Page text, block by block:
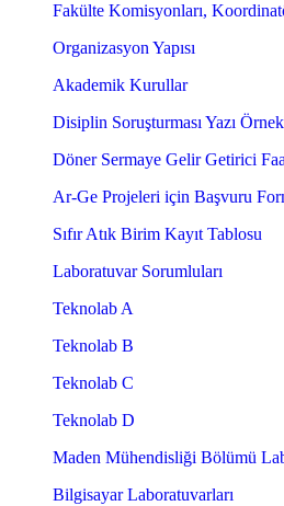
Fakülte Komisyonları,
Organizasyon Yapısı
Akademik Kurullar
Disiplin Soruşturması Yazı
Döner Sermaye Gelir Getirici
Ar-Ge Projeleri için Başvuru
Sıfır Atık Birim Kayıt Tablosu
Laboratuvar Sorumluları
Teknolab A
Teknolab B
Teknolab C
Teknolab D
Maden Mühendisliği Bölümü
Bilgisayar Laboratuvarları